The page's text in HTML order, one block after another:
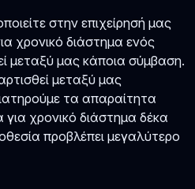
στην επιχείρησή μας
χρονικό διάστημα ενός
μεταξύ μας κάποια σύμβαση.
μεταξύ μας
τα απαραίτητα
χρονικό διάστημα δέκα
προβλέπει μεγαλύτερο